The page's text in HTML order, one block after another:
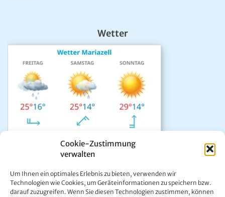
Cookie-Zustimmung
verwalten
Um Ihnen ein optimales Erlebnis zu bieten, verwenden wir
Technologien wie Cookies, um Geräteinformationen zu speichern bzw.
darauf zuzugreifen. Wenn Sie diesen Technologien zustimmen, können
Wetter
Das aktuelle Wetter in Mariazell
Unwetter Warnzentrale
Satellitenbild GeoSphere